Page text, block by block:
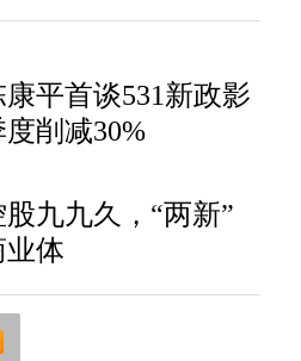
平首谈531新政影
削减30%
九九久，“两新”
业体